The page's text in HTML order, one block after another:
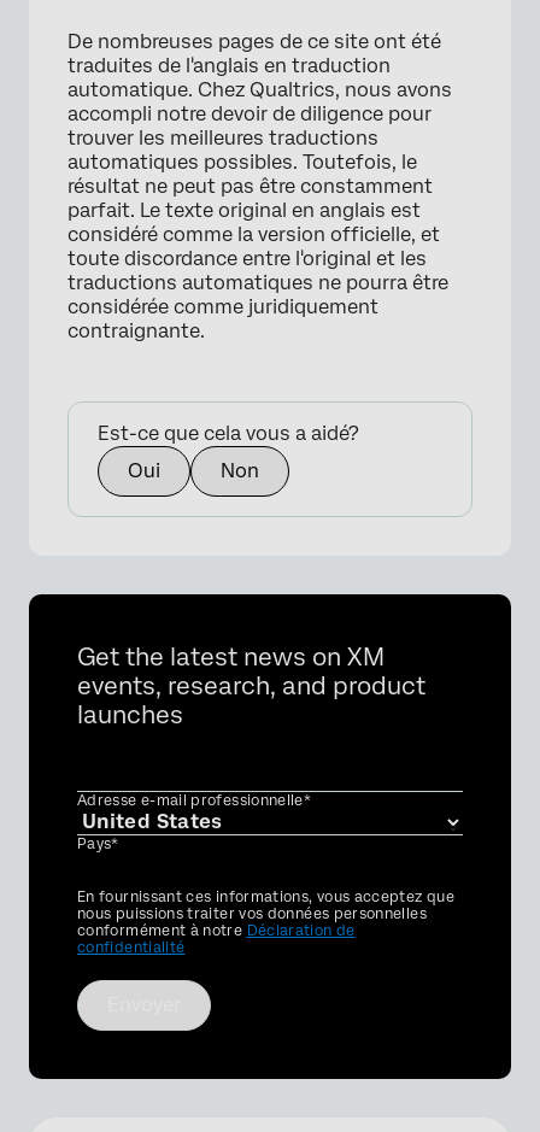
De nombreuses pages de ce site ont été
traduites de l'anglais en traduction
automatique. Chez Qualtrics, nous avons
accompli notre devoir de diligence pour
trouver les meilleures traductions
automatiques possibles. Toutefois, le
résultat ne peut pas être constamment
parfait. Le texte original en anglais est
considéré comme la version officielle, et
toute discordance entre l'original et les
traductions automatiques ne pourra être
considérée comme juridiquement
contraignante.
Est-ce que cela vous a aidé?
Oui
Non
Get the latest news on XM
events, research, and product
launches
Adresse e-mail professionnelle*
Pays*
Privacy
Optin
En fournissant ces informations, vous acceptez que
nous puissions traiter vos données personnelles
conformément à notre Déclaration de
confidentialité